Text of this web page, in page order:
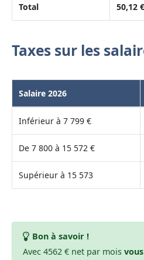
Total 50,12 €
Taxes sur les
Salaire 2026
Inférieur à 7 799 €
De 7 800 à 15 572 €
Supérieur à 15 573
Bon à savoir !
Avec 4562 € net par mois